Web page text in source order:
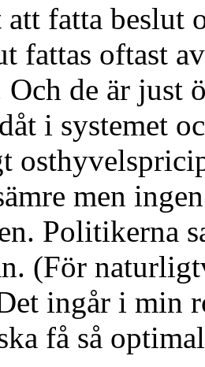
att fatta beslut
fattas oftast
Och de är just
i systemet
men
Politikerna
(För
ingår i min
få så